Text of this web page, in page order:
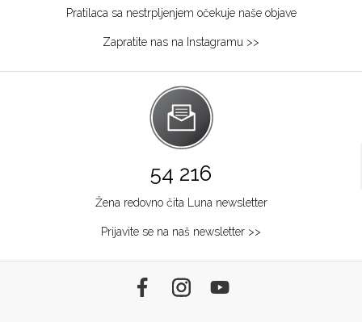
Pratilaca sa nestrpljenjem očekuje naše objave
Zapratite nas na Instagramu >>
54 216
Žena redovno čita Luna newsletter
Prijavite se na naš newsletter >>